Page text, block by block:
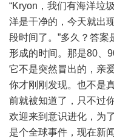
“Kryon，我们有海洋垃
洋是干净的，今天就出
段时间了。”多久？答
形成的时间。那是80、
它不是突然冒出的，亲
你才刚刚发现。也不是
前就被知道了，只不过
欢迎来到意识进化，为
是个全球事件，现在新